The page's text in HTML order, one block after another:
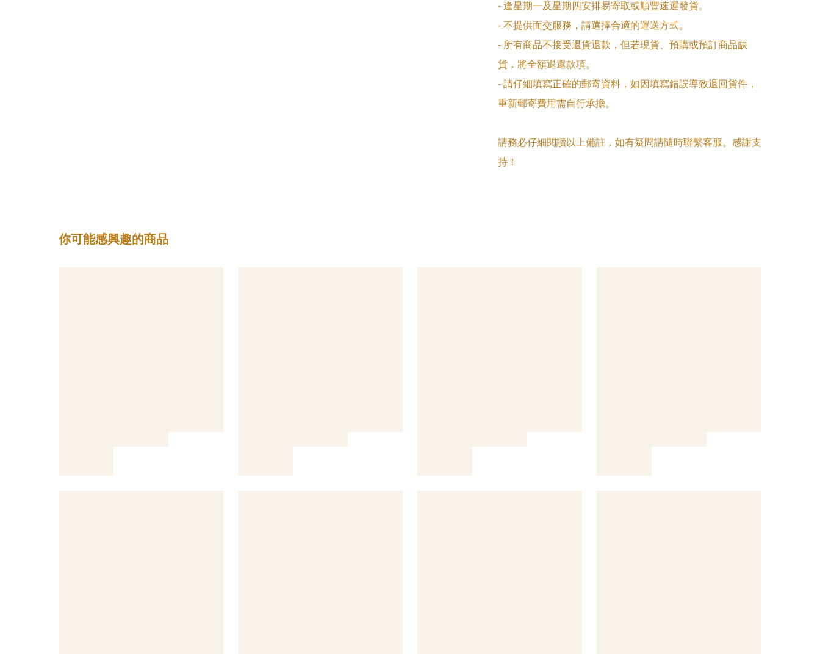
- 逢星期一及星期四安排易寄取或順豐速運發貨。
- 不提供面交服務，請選擇合適的運送方式。
- 所有商品不接受退貨退款，但若現貨、預購或預訂商品缺
貨，將全額退還款項。
- 請仔細填寫正確的郵寄資料，如因填寫錯誤導致退回貨件，
重新郵寄費用需自行承擔。
請務必仔細閱讀以上備註，如有疑問請隨時聯繫客服。感謝支
持！
你可能感興趣的商品